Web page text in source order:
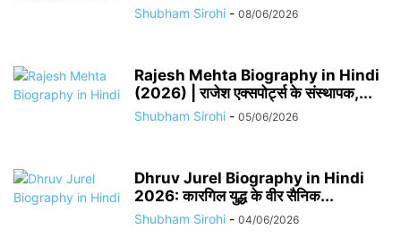
Shubham Sirohi - 08/06/2026
Rajesh Mehta Biography in Hindi
(2026) | राजेश एक्सपोर्ट्स के संस्थापक,...
Shubham Sirohi - 05/06/2026
Dhruv Jurel Biography in Hindi
2026: कारगिल युद्ध के वीर सैनिक...
Shubham Sirohi - 04/06/2026